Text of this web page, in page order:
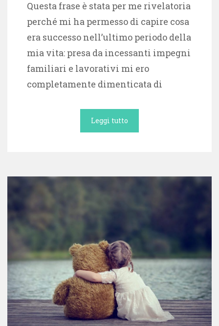
Questa frase è stata per me rivelatoria
perché mi ha permesso di capire cosa
era successo nell’ultimo periodo della
mia vita: presa da incessanti impegni
familiari e lavorativi mi ero
completamente dimenticata di
Leggi tutto